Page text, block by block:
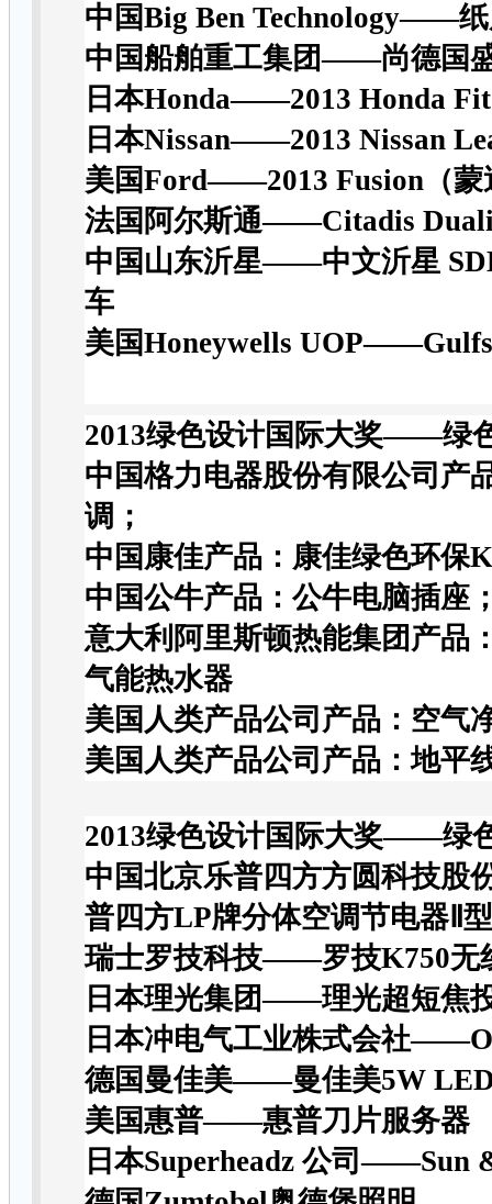
中国Big Ben Technology——
中国船舶重工集团——尚德国
日本Honda——2013 Honda
日本Nissan——2013 Nissan
美国Ford——2013 Fusion （
法国阿尔斯通——Citadis
中国山东沂星——中文沂星
车
美国Honeywells
2013绿色设计国际大奖——绿
中国格力电器股份有限公司产
调 ；
中国康佳产品：康佳绿色环保
中国公牛产品：公牛电脑插座
意大利阿里斯顿热能集团产品
气能热水器
美国人类产品公司产品：空气
美国人类产品公司产品：地平
2013绿色设计国际大奖——绿
中国北京乐普四方方圆科技
普四方LP牌分体空调节电器Ⅱ
瑞士罗技科技——罗技K750无
日本理光集团——理光超短焦
日本冲电气工业株式会社
德国曼佳美——曼佳美5W
美国惠普——惠普刀片服务器
日本Superheadz 公司——Sun